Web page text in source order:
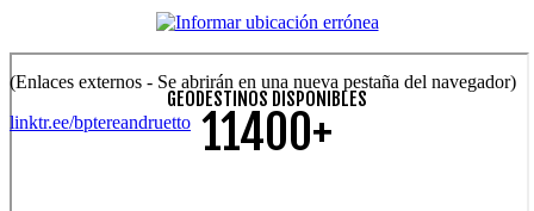
(Enlaces externos - Se abrirán en una nueva pestaña del navegador)
linktr.ee/bptereandruetto
GEODESTINOS DISPONIBLES
11400+